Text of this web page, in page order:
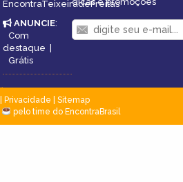
EncontraTeixeiradeFreitas
ANUNCIE:
Com
destaque |
Grátis
Privacidade
Sitemap
pelo time do EncontraBrasil